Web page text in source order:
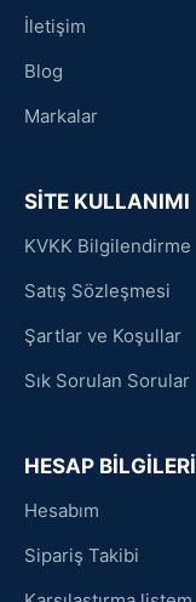
İletişim
Blog
Markalar
SİTE KULLANIMI
KVKK Bilgilendirme
Satış Sözleşmesi
Şartlar ve Koşullar
Sık Sorulan Sorular
HESAP BİLGİLERİ
Hesabım
Sipariş Takibi